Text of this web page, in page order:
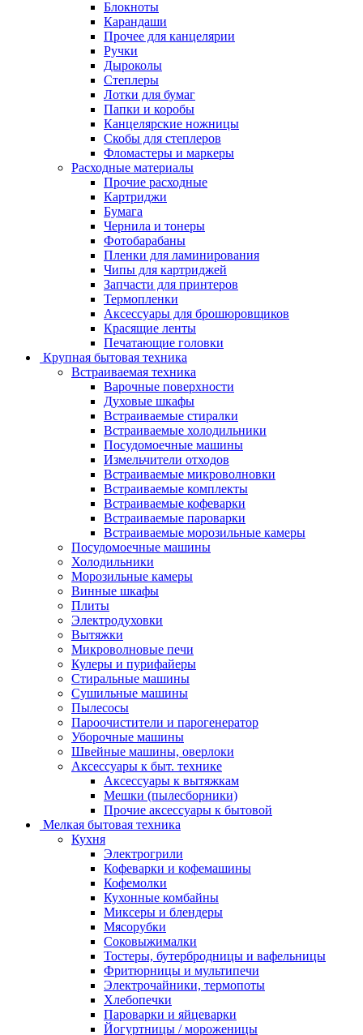
Блокноты
Карандаши
Прочее для канцелярии
Ручки
Дыроколы
Степлеры
Лотки для бумаг
Папки и коробы
Канцелярские ножницы
Скобы для степлеров
Фломастеры и маркеры
Расходные материалы
Прочие расходные
Картриджи
Бумага
Чернила и тонеры
Фотобарабаны
Пленки для ламинирования
Чипы для картриджей
Запчасти для принтеров
Термопленки
Аксессуары для брошюровщиков
Красящие ленты
Печатающие головки
Крупная бытовая техника
Встраиваемая техника
Варочные поверхности
Духовые шкафы
Встраиваемые стиралки
Встраиваемые холодильники
Посудомоечные машины
Измельчители отходов
Встраиваемые микроволновки
Встраиваемые комплекты
Встраиваемые кофеварки
Встраиваемые пароварки
Встраиваемые морозильные камеры
Посудомоечные машины
Холодильники
Морозильные камеры
Винные шкафы
Плиты
Электродуховки
Вытяжки
Микроволновые печи
Кулеры и пурифайеры
Стиральные машины
Сушильные машины
Пылесосы
Пароочистители и парогенератор
Уборочные машины
Швейные машины, оверлоки
Аксессуары к быт. технике
Аксессуары к вытяжкам
Мешки (пылесборники)
Прочие аксессуары к бытовой
Мелкая бытовая техника
Кухня
Электрогрили
Кофеварки и кофемашины
Кофемолки
Кухонные комбайны
Миксеры и блендеры
Мясорубки
Соковыжималки
Тостеры, бутербродницы и вафельницы
Фритюрницы и мультипечи
Электрочайники, термопоты
Хлебопечки
Пароварки и яйцеварки
Йогуртницы / мороженицы